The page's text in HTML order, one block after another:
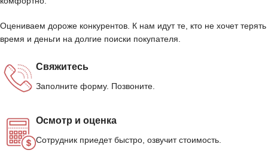
Оцениваем дороже конкурентов. К нам идут те, кто не хочет терять
время и деньги на долгие поиски покупателя.
Свяжитесь
Заполните форму. Позвоните.
Осмотр и оценка
Сотрудник приедет быстро, озвучит стоимость.